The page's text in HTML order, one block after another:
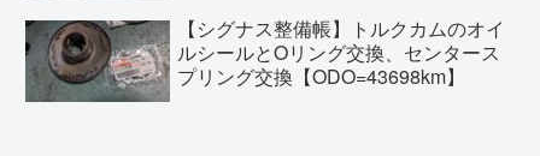
【シグナス整備帳】トルクカムのオイ
ルシールとOリング交換、センタース
プリング交換【ODO=43698km】